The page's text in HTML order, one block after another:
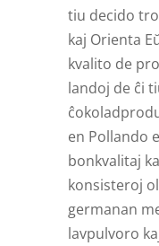
tiu decido
kaj Orienta
kvalito de
landoj de ĉi
en Pollando
bonkvalitaj
konsisteroj
germanan
lavpulvoro